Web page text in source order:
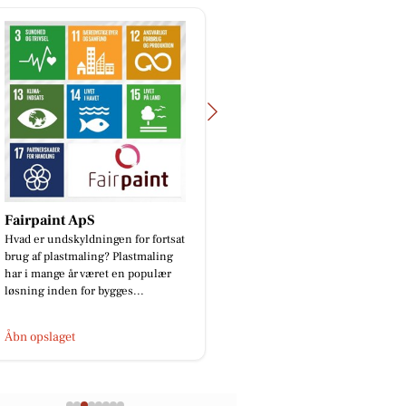
Fairpaint ApS
Hvad er undskyldningen for fortsat
brug af plastmaling? Plastmaling
har i mange år været en populær
løsning inden for bygges...
Åbn opslaget